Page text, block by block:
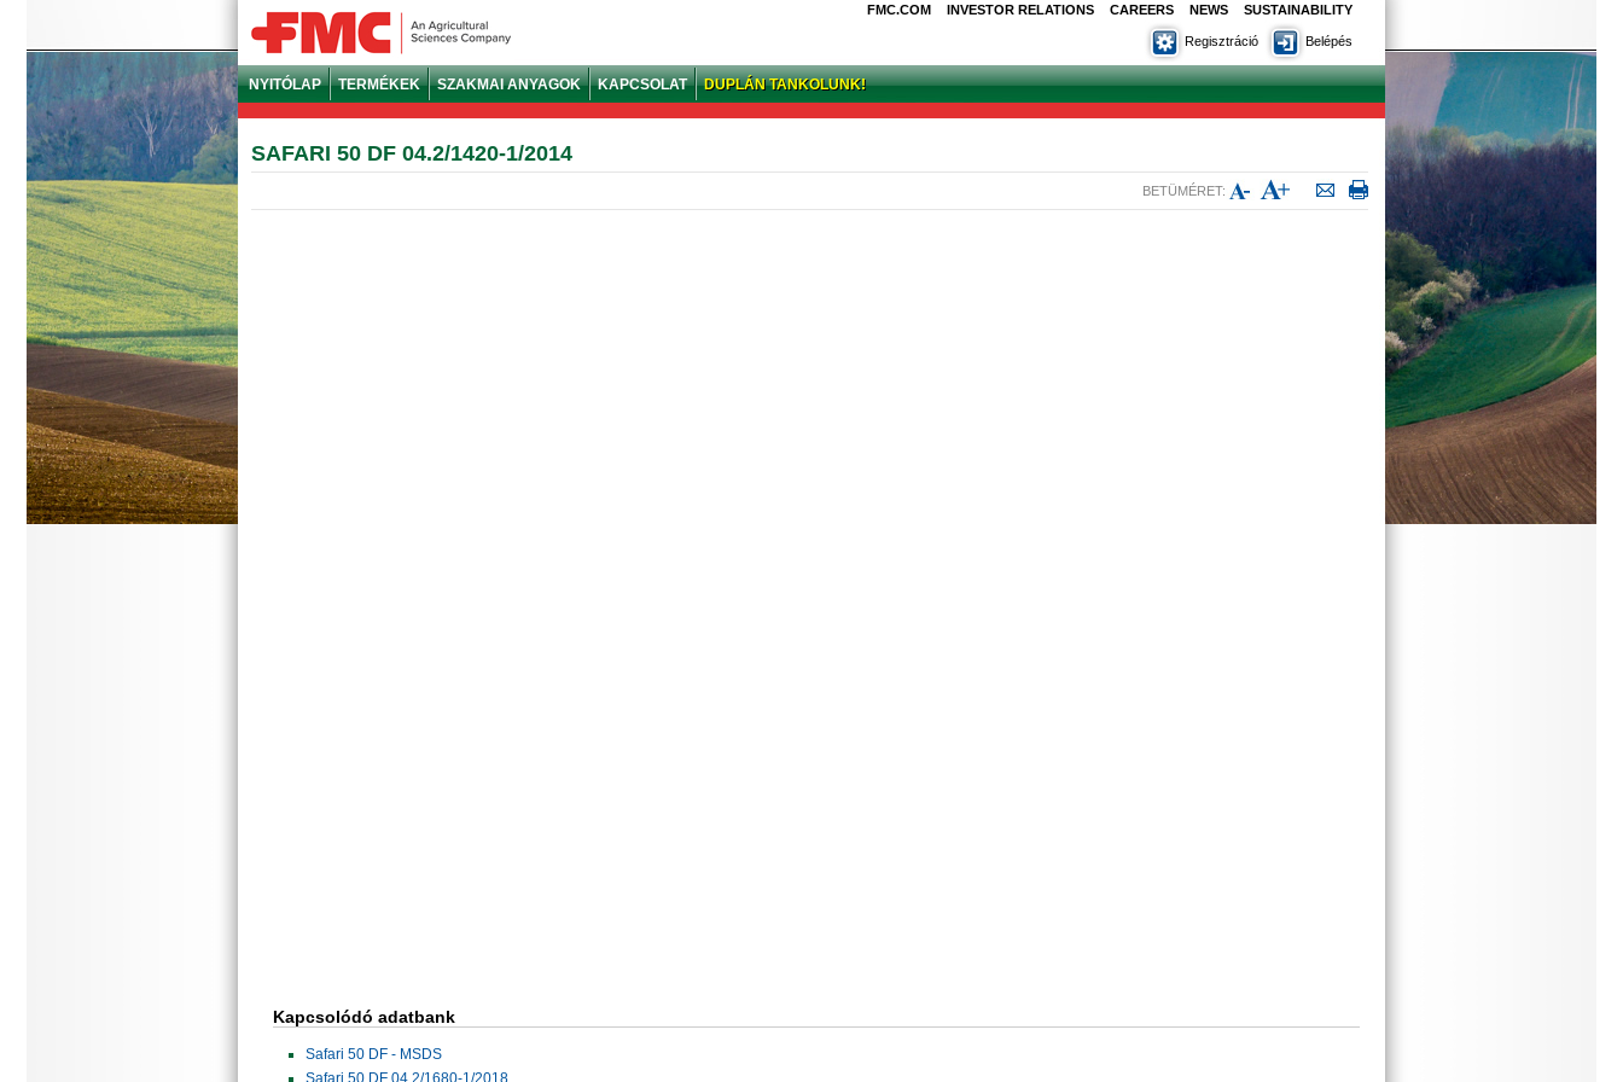
FMC.COM INVESTOR RELATIONS CAREERS NEWS SUSTAINABILITY
Belépés
Regisztráció
NYITÓLAP TERMÉKEK SZAKMAI ANYAGOK KAPCSOLAT DUPLÁN TANKOLUNK!
SAFARI 50 DF 04.2/1420-1/2014
BETÜMÉRET:
Kapcsolódó adatbank
Safari 50 DF - MSDS
Safari 50 DF 04.2/1680-1/2018